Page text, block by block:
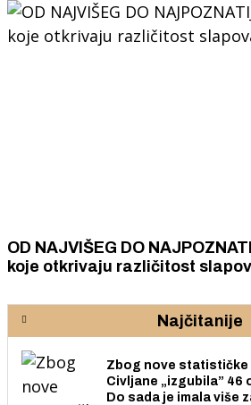
OD NAJVIŠEG DO
koje otkrivaju različitost
Najčitanije
Zbog nove statističke
Civljane „izgubila” 46
Do sada je imala više